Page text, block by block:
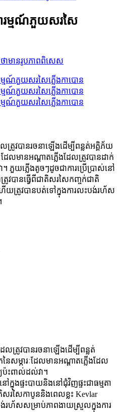
រម្មណ៍ភួយសរសៃ
រូវបានរចនាឡើងដើម្បីពន្លត់អគ្គិភ័យ
ដែលមានអណ្តាតភ្លើងដែលត្រូវបានដាក់
។ ភួយភ្លើងតូចៗដូចជាការប្រើប្រាស់នៅ
រូវបានធ្វើពីជាតិសរសៃកញ្ចក់ជាតិ
យត្រូវបានបត់ទៅក្នុងការលះបង់រហ័ស
ត្រូវបានរចនាឡើងដើម្បីពន្លត់
ៃសម្ភារៈដែលមានអណ្តាតភ្លើងដែល
យប៉ះពាល់ដល់វា។
ក្នុងផ្ទះបាយនិងនៅជុំវិញផ្ទះជាធម្មតា
សរសៃកាបូននិងពេលខ្លះ Kevlar
រហ័សសម្រាប់ភាពងាយស្រួលក្នុងការ